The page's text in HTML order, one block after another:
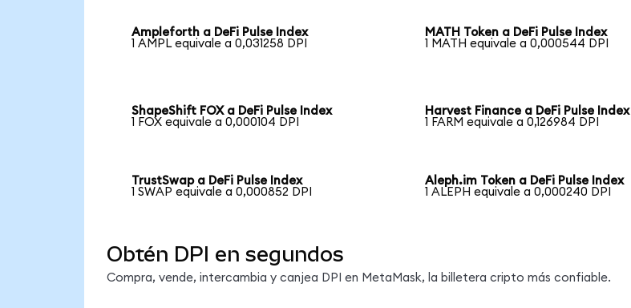
Ampleforth a DeFi Pulse Index
1 AMPL equivale a 0,031258 DPI
MATH Token a DeFi Pulse Index
1 MATH equivale a 0,000544 DPI
ShapeShift FOX a DeFi Pulse Index
1 FOX equivale a 0,000104 DPI
Harvest Finance a DeFi Pulse Index
1 FARM equivale a 0,126984 DPI
TrustSwap a DeFi Pulse Index
1 SWAP equivale a 0,000852 DPI
Aleph.im Token a DeFi Pulse Index
1 ALEPH equivale a 0,000240 DPI
Obtén DPI en segundos
Compra, vende, intercambia y canjea DPI en MetaMask, la billetera cripto más confiable.